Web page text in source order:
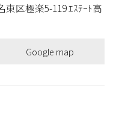
東区極楽5-119 ｴｽﾃｰﾄ高
Google map